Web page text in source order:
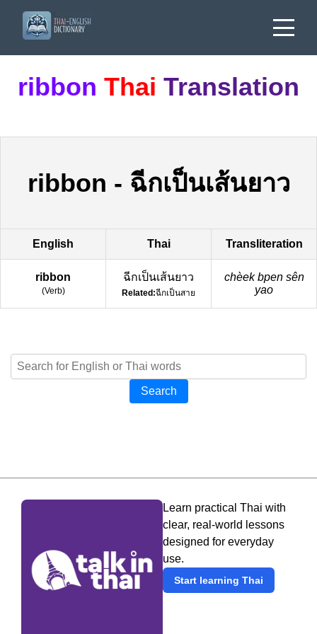
ribbon Thai Translation
ribbon - ฉีกเป็นเส้นยาว
English Thai Transliteration
ribbon
(Verb)
ฉีกเป็นเส้นยาว
Related:ฉีกเป็นสาย
chèek bpen sên
yao
Search
Learn practical Thai with
clear, real-world lessons
designed for everyday
use.
Start learning Thai